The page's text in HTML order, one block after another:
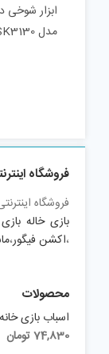
ابزار
مدل DSK3130
فروشگاه
فروشگاه
بازی خاله بازی
،اکشن فیگور،
محصولات
اسباب بازی
74,830تومان